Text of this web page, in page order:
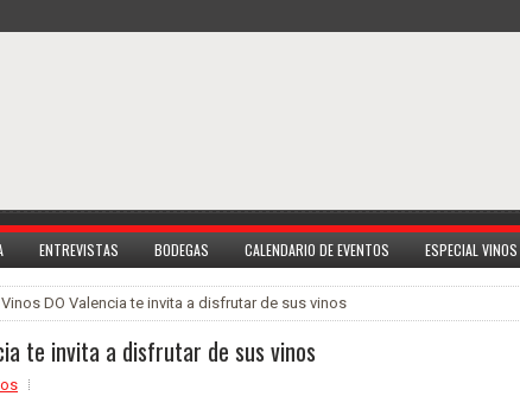
ENTREVISTAS BODEGAS CALENDARIO DE EVENTOS ESPECIAL
Vinos DO Valencia te invita a disfrutar de sus vinos
te invita a disfrutar de sus vinos